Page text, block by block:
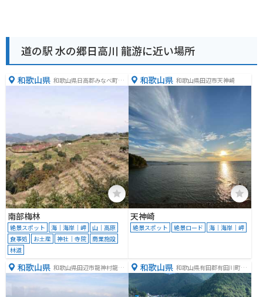
道の駅 水の郷日高川 龍游に近い場所
和歌山県 和歌山県日高郡みなべ町晩
南部梅林
絶景スポット 海｜海岸｜岬
山｜高原
食事処
お土産 神社｜寺院
商業施設
林道
和歌山県 和歌山県田辺市天神崎
天神崎
絶景スポット 絶景ロード 海｜海岸｜岬
和歌山県 和歌山県田辺市龍神村龍神
１０２０−６
和歌山県 和歌山県有田郡有田川町三
田３８１−１